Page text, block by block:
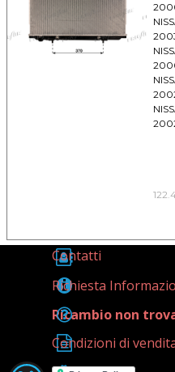
Contatti
Richiesta
Ricambio non
Condizioni di